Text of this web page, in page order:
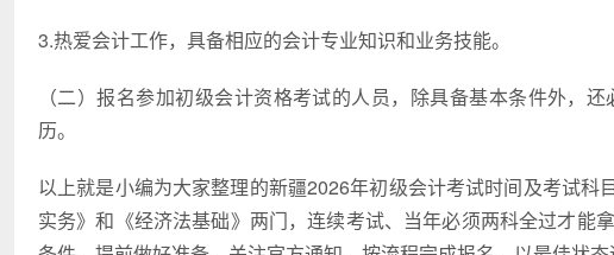
3.热爱会计工作，具备相应的会计专业知识和业务技能。
（二）报名参加初级会计资格考试的人员，除具备基本条件外，
历。
以上就是小编为大家整理的新疆2026年初级会计考试时间及考试
实务》和《经济法基础》两门，连续考试、当年必须两科全过才能